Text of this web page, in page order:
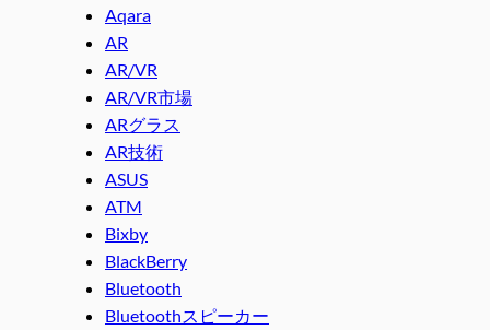
Aqara
AR
AR/VR
AR/VR市場
ARグラス
AR技術
ASUS
ATM
Bixby
BlackBerry
Bluetooth
Bluetoothスピーカー